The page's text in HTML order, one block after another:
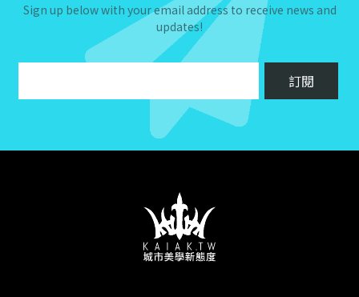
Sign up below with your email address to receive news and
updates!